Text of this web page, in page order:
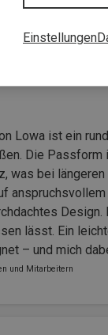
für breite
Grip
Anpassung
Lowa ist ein
Die
was bei
lässt. Ein
– und mich
und Mitarbeitern
Einstellungen